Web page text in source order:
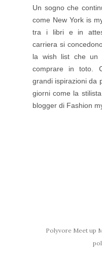
Un sogno che
come New York is
tra i libri e in
carriera si
la wish list che un
comprare in toto.
grandi ispirazioni da
giorni come la
blogger di Fashion
Polyvore Meet up